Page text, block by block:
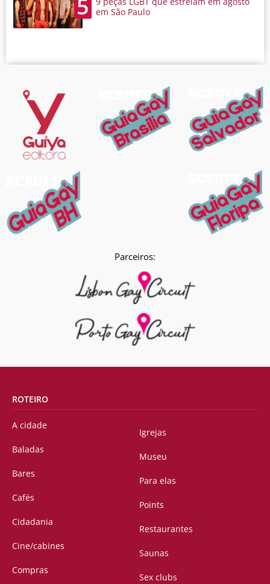
5
em São Paulo
Parceiros:
ROTEIRO
A cidade
Baladas
Bares
Cafés
Cidadania
Cine/cabines
Compras
Igrejas
Museu
Para elas
Points
Restaurantes
Saunas
Sex clubs